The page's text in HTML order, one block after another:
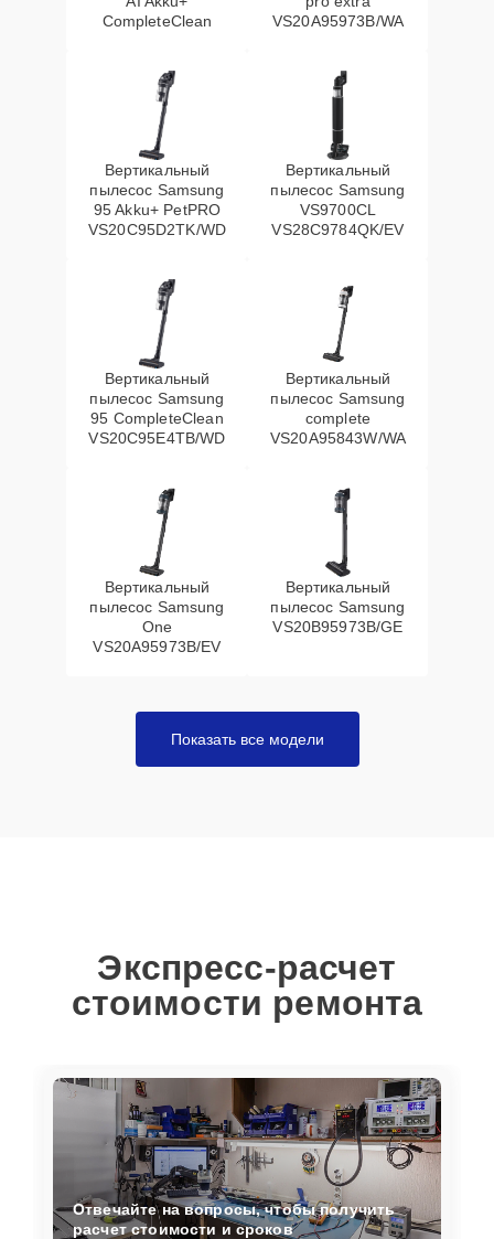
CompleteClean
VS20A95973B/WA
Вертикальный
пылесос Samsung
95 Akku+ PetPRO
VS20C95D2TK/WD
Вертикальный
пылесос Samsung
VS9700CL
VS28C9784QK/EV
Вертикальный
пылесос Samsung
95 CompleteClean
VS20C95E4TB/WD
Вертикальный
пылесос Samsung
complete
VS20A95843W/WA
Вертикальный
пылесос Samsung
One
VS20A95973B/EV
Вертикальный
пылесос Samsung
VS20B95973B/GE
Показать все модели
Экспресс-расчет
стоимости ремонта
Отвечайте на вопросы, чтобы получить
расчет стоимости и сроков